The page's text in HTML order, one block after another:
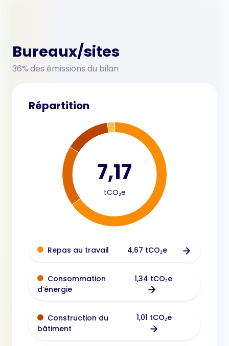
Bureaux/sites
36% des émissions du bilan
Répartition
7,17
tCO₂e
Repas au travail 4,67 tCO₂e
Consommation
d’énergie
1,34 tCO₂e
Construction du
bâtiment
1,01 tCO₂e